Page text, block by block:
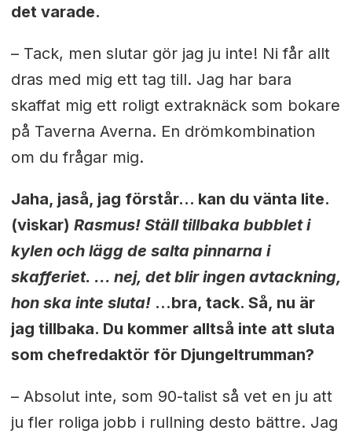
det varade.
– Tack, men slutar gör jag ju inte! Ni får allt
dras med mig ett tag till. Jag har bara
skaffat mig ett roligt extraknäck som bokare
på Taverna Averna. En drömkombination
om du frågar mig.
Jaha, jaså, jag förstår... kan du vänta lite.
(viskar) Rasmus! Ställ tillbaka bubblet i
kylen och lägg de salta pinnarna i
skafferiet. ... nej, det blir ingen avtackning,
hon ska inte sluta! ...bra, tack. Så, nu är
jag tillbaka. Du kommer alltså inte att sluta
som chefredaktör för Djungeltrumman?
– Absolut inte, som 90-talist så vet en ju att
ju fler roliga jobb i rullning desto bättre. Jag